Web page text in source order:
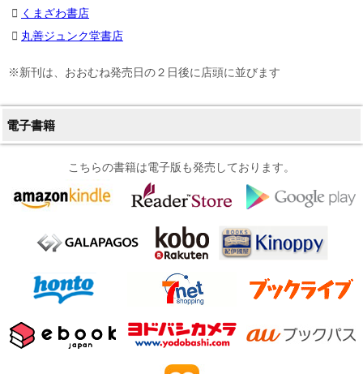
くまざわ書店
丸善ジュンク堂書店
※新刊は、おおむね発売日の２日後に店頭に並びます
電子書籍
こちらの書籍は電子版も発売しております。